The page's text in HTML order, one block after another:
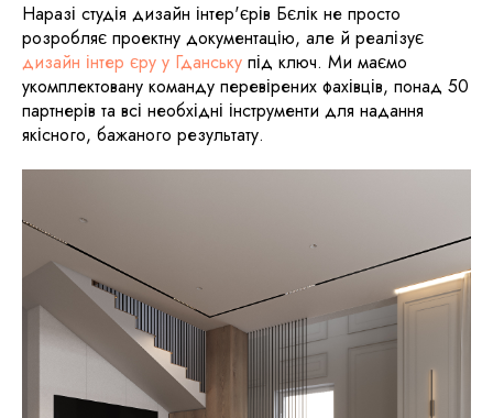
Наразі студія дизайн інтер'єрів Бєлік не просто
розробляє проектну документацію, але й реалізує
дизайн інтер єру у Гданську під ключ. Ми маємо
укомплектовану команду перевірених фахівців, понад 50
партнерів та всі необхідні інструменти для надання
якісного, бажаного результату.